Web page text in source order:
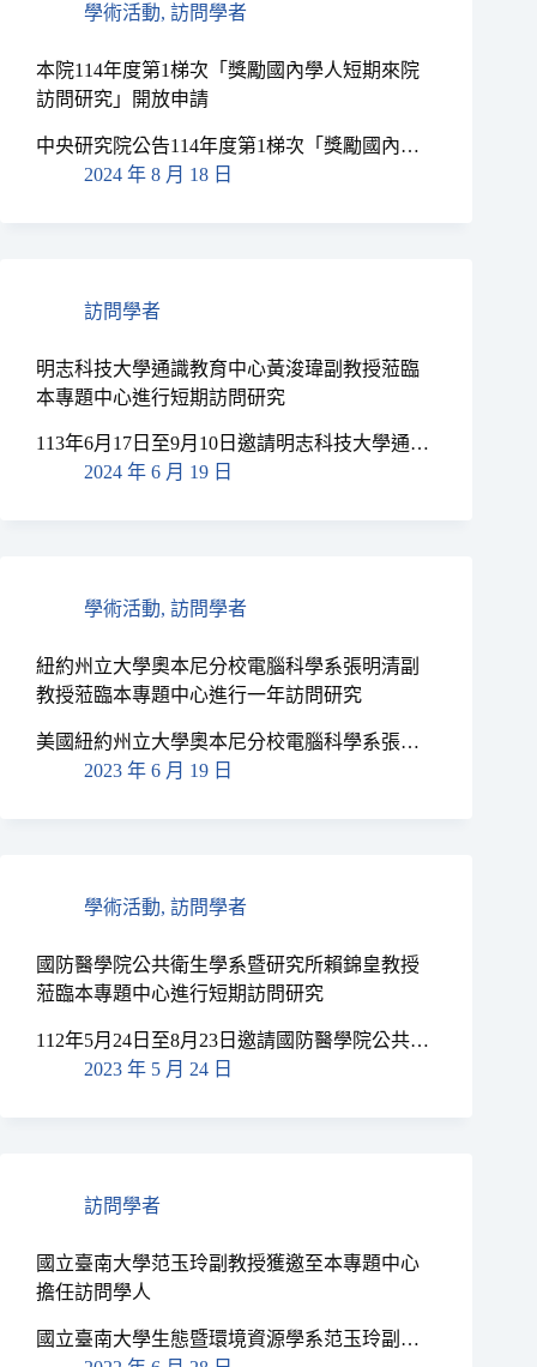
學術活動, 訪問學者
本院114年度第1梯次「獎勵國內學人短期來院
訪問研究」開放申請
中央研究院公告114年度第1梯次「獎勵國內…
2024 年 8 月 18 日
訪問學者
明志科技大學通識教育中心黃浚瑋副教授蒞臨
本專題中心進行短期訪問研究
113年6月17日至9月10日邀請明志科技大學通…
2024 年 6 月 19 日
學術活動, 訪問學者
紐約州立大學奧本尼分校電腦科學系張明清副
教授蒞臨本專題中心進行一年訪問研究
美國紐約州立大學奧本尼分校電腦科學系張…
2023 年 6 月 19 日
學術活動, 訪問學者
國防醫學院公共衛生學系暨研究所賴錦皇教授
蒞臨本專題中心進行短期訪問研究
112年5月24日至8月23日邀請國防醫學院公共…
2023 年 5 月 24 日
訪問學者
國立臺南大學范玉玲副教授獲邀至本專題中心
擔任訪問學人
國立臺南大學生態暨環境資源學系范玉玲副…